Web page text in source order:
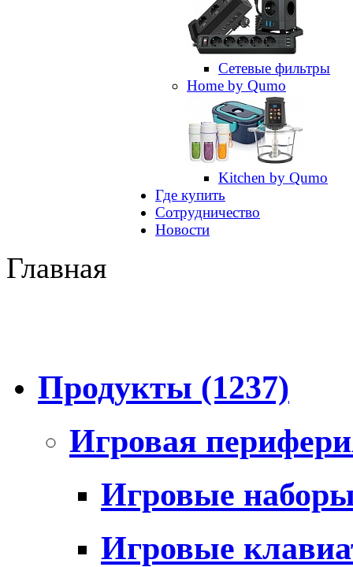
Сетевые фильтры
Home by Qumo
Kitchen by Qumo
Где купить
Сотрудничество
Новости
Главная
Продукты (1237)
Игровая
Игровые
Игровые